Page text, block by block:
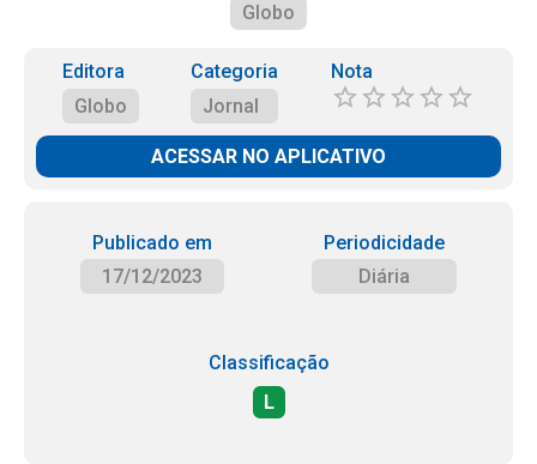
Globo
Editora
Globo
Categoria
Jornal
Nota
ACESSAR NO APLICATIVO
Publicado em
17/12/2023
Periodicidade
Diária
Classificação
L